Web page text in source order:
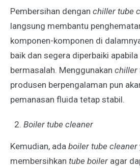
Pembersihan dengan chiller tube
langsung membantu
komponen-komponen di
baik dan segera diperbaiki apabila
bermasalah. Menggunakan chiller
produsen berpengalaman pun
pemanasan fluida tetap stabil.
Boiler tube cleaner
Kemudian, ada boiler tube cleaner
membersihkan tube boiler agar